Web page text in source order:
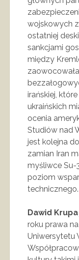
wojskowych
ostatniej
sankcjami
między
irańskiej,
ukraińskich
ocenia
Studiów nad
jest kolejna
zamian Iran
myśliwce Su-
poziom
technicznego.
Dawid Krupa
roku prawa
Uniwersytetu